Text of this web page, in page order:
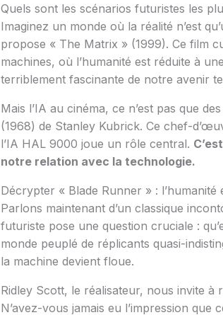
Quels sont les scénarios futuristes les
Imaginez un monde où la réalité n’est
propose « The Matrix » (1999). Ce film
machines, où l’humanité est réduite à
terriblement fascinante de notre avenir
Mais l’IA au cinéma, ce n’est pas que
(1968) de Stanley Kubrick. Ce chef-
l’IA HAL 9000 joue un rôle central.
notre relation avec la technologie.
Décrypter « Blade Runner » : l’humanité
Parlons maintenant d’un classique
futuriste pose une question cruciale :
monde peuplé de réplicants quasi-
la machine devient floue.
Ridley Scott, le réalisateur, nous invite à
N’avez-vous jamais eu l’impression que